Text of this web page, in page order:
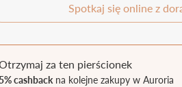
Spotkaj się online z
za ten pierścionek
5% cashback na kolejne zakupy w Auroria